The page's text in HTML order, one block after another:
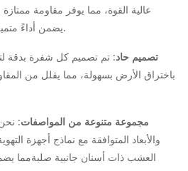
عالية القوة، مما يوفر مقاومة
يضمن أداءً متميزًا في ظروف التربة المختلفة.
تصميم حاد: تم تصميم كل شفرة بدقة
باختراق الأرض بسهولة، مما يقلل من
مجموعة متنوعة من المواصفات:
والأبعاد المتوافقة مع نماذج أجهزة
العشب ذات أسنان جانبية صلبةمما